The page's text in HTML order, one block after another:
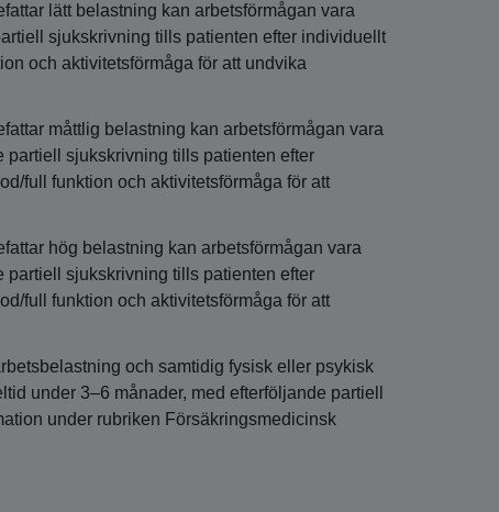
lätt belastning kan arbetsförmågan vara
sjukskrivning tills patienten efter individuellt
och aktivitetsförmåga för att undvika
måttlig belastning kan arbetsförmågan vara
partiell sjukskrivning tills patienten efter
full funktion och aktivitetsförmåga för att
hög belastning kan arbetsförmågan vara
partiell sjukskrivning tills patienten efter
full funktion och aktivitetsförmåga för att
och samtidig fysisk eller psykisk
under 3–6 månader, med efterföljande partiell
under rubriken Försäkringsmedicinsk